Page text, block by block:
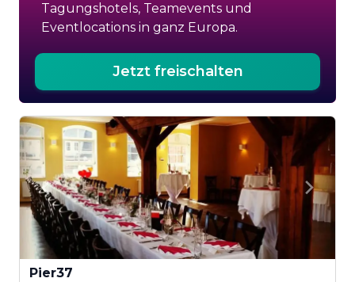
Tagungshotels, Teamevents und
Eventlocations in ganz Europa.
Jetzt freischalten
Pier37